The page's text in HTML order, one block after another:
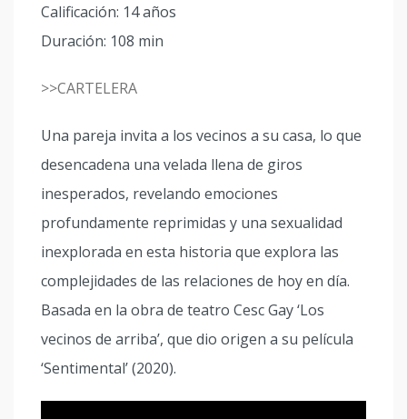
Calificación: 14 años
Duración: 108 min
>>CARTELERA
Una pareja invita a los vecinos a su casa, lo que
desencadena una velada llena de giros
inesperados, revelando emociones
profundamente reprimidas y una sexualidad
inexplorada en esta historia que explora las
complejidades de las relaciones de hoy en día.
Basada en la obra de teatro Cesc Gay ‘Los
vecinos de arriba’, que dio origen a su película
‘Sentimental’ (2020).